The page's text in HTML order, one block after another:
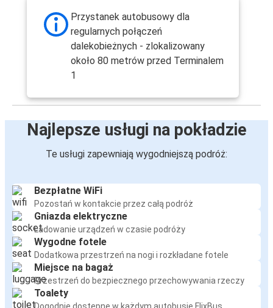
Przystanek autobusowy dla
regularnych połączeń
dalekobieżnych - zlokalizowany
około 80 metrów przed Terminalem
1
Najlepsze usługi na pokładzie
Te usługi zapewniają wygodniejszą podróż:
Bezpłatne WiFi
Pozostań w kontakcie przez całą podróż
Gniazda elektryczne
Ładowanie urządzeń w czasie podróży
Wygodne fotele
Dodatkowa przestrzeń na nogi i rozkładane fotele
Miejsce na bagaż
Przestrzeń do bezpiecznego przechowywania rzeczy
Toalety